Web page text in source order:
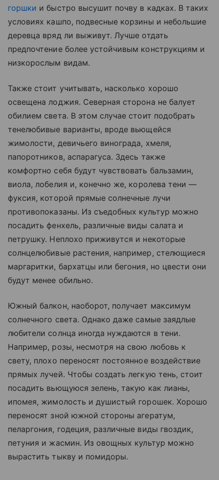
горшки и быстро высушит почву в кадках. В таких
условиях кашпо, подвесные корзины и небольшие
деревца вряд ли выживут. Лучше отдать
предпочтение более устойчивым конструкциям и
низкорослым видам.
Также стоит учитывать, насколько хорошо
освещена лоджия. Северная сторона не балует
обилием света. В этом случае стоит подобрать
тенелюбивые варианты, вроде вьющейся
жимолости, девичьего винограда, хмеля,
папоротников, аспарагуса. Здесь также
комфортно себя будут чувствовать бальзамин,
виола, лобелия и, конечно же, королева тени —
фуксия, которой прямые солнечные лучи
противопоказаны. Из съедобных культур можно
посадить фенхель, различные виды салата и
петрушку. Неплохо приживутся и некоторые
солнцелюбивые растения, например, стелющиеся
маргаритки, бархатцы или бегония, но цвести они
будут менее обильно.
Южный балкон, наоборот, получает максимум
солнечного света. Однако даже самые заядлые
любители солнца иногда нуждаются в тени.
Например, розы, несмотря на свою любовь к
свету, плохо переносят постоянное воздействие
прямых лучей. Чтобы создать легкую тень, стоит
посадить вьющуюся зелень, такую как лианы,
ипомея, жимолость и душистый горошек. Хорошо
переносят зной южной стороны агератум,
пеларгония, годеция, различные виды гвоздик,
петуния и жасмин. Из овощных культур можно
вырастить тыкву и помидоры.